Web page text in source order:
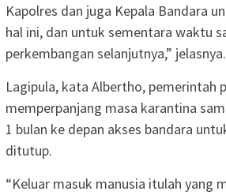
Kapolres dan juga Kepala Bandara
hal ini, dan untuk sementara waktu
perkembangan selanjutnya,” jelasnya.
Lagipula, kata Albertho, pemerintah
memperpanjang masa karantina
1 bulan ke depan akses bandara
ditutup.
“Keluar masuk manusia itulah yang